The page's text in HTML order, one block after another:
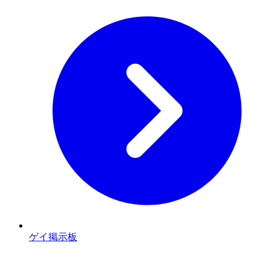
ゲイ掲示板